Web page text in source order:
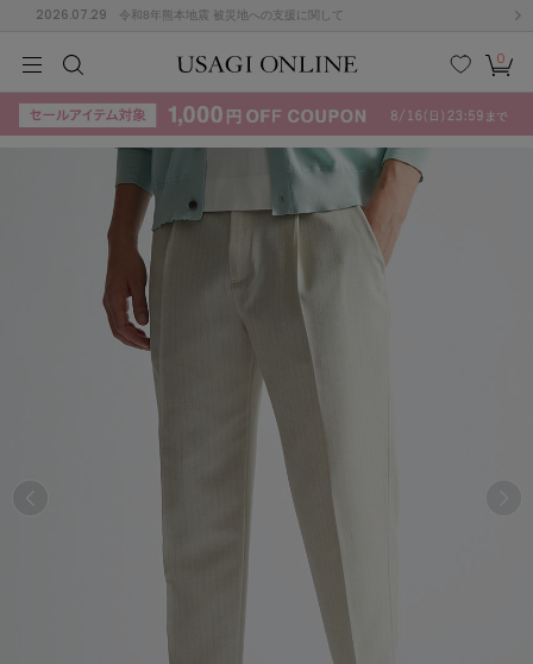
2026.07.29 令和8年熊本地震 被災地への支援に関して
検索
お気
に入
カー
ト
0
KIDSBABYBEAUTYLIFE STYLE
ス/ドレス (1179)
KIDSBABYBEAUTYLIFE STYLE
E G
M
R
アシーム
アディダス バイ ステラマッカートニー